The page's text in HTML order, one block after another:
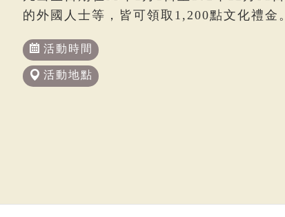
的外國人士等，皆可領取1,200點文化禮金
活動時間
活動地點